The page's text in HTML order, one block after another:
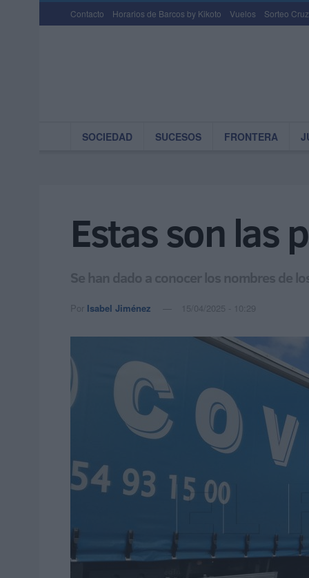
Contacto Horarios de Barcos by Kikoto Vuelos Sorteo
SOCIEDAD SUCESOS FRONTERA
Estas son las
Se han dado a conocer los nombres de
Por Isabel Jiménez 15/04/2025 - 10:29